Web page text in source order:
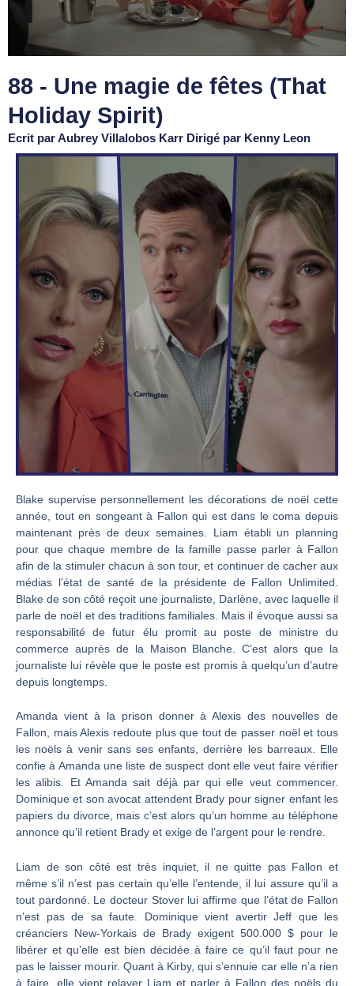
88 - Une magie de fêtes (That
Holiday Spirit)
Ecrit par Aubrey Villalobos Karr Dirigé par Kenny Leon
Blake supervise personnellement les décorations de noël cette
année, tout en songeant à Fallon qui est dans le coma depuis
maintenant près de deux semaines. Liam établi un planning
pour que chaque membre de la famille passe parler à Fallon
afin de la stimuler chacun à son tour, et continuer de cacher aux
médias l’état de santé de la présidente de Fallon Unlimited.
Blake de son côté reçoit une journaliste, Darlène, avec laquelle il
parle de noël et des traditions familiales. Mais il évoque aussi sa
responsabilité de futur élu promit au poste de ministre du
commerce auprès de la Maison Blanche. C’est alors que la
journaliste lui révèle que le poste est promis à quelqu’un d’autre
depuis longtemps.
Amanda vient à la prison donner à Alexis des nouvelles de
Fallon, mais Alexis redoute plus que tout de passer noël et tous
les noëls à venir sans ses enfants, derrière les barreaux. Elle
confie à Amanda une liste de suspect dont elle veut faire vérifier
les alibis. Et Amanda sait déjà par qui elle veut commencer.
Dominique et son avocat attendent Brady pour signer enfant les
papiers du divorce, mais c’est alors qu’un homme au téléphone
annonce qu’il retient Brady et exige de l’argent pour le rendre.
Liam de son côté est très inquiet, il ne quitte pas Fallon et
même s’il n’est pas certain qu’elle l’entende, il lui assure qu’il a
tout pardonné. Le docteur Stover lui affirme que l’état de Fallon
n’est pas de sa faute. Dominique vient avertir Jeff que les
créanciers New-Yorkais de Brady exigent 500.000 $ pour le
libérer et qu’elle est bien décidée à faire ce qu’il faut pour ne
pas le laisser mourir. Quant à Kirby, qui s’ennuie car elle n’a rien
à faire, elle vient relayer Liam et parler à Fallon des noëls du